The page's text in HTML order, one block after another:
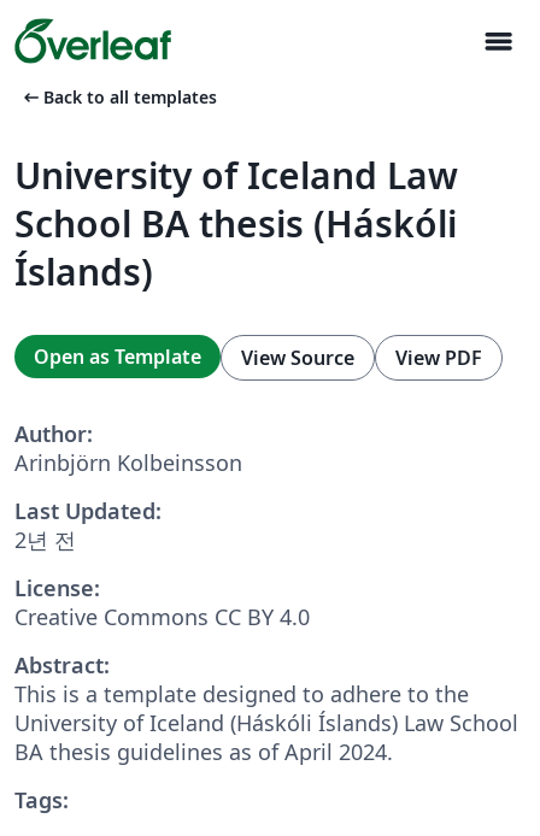
menu
arrow_left_alt Back to all templates
University of Iceland Law
School BA thesis (Háskóli
Íslands)
Open as Template View Source View PDF
Author:
Arinbjörn Kolbeinsson
Last Updated:
2년 전
License:
Creative Commons CC BY 4.0
Abstract:
This is a template designed to adhere to the
University of Iceland (Háskóli Íslands) Law School
BA thesis guidelines as of April 2024.
Tags: